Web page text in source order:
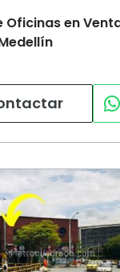
Oficinas en